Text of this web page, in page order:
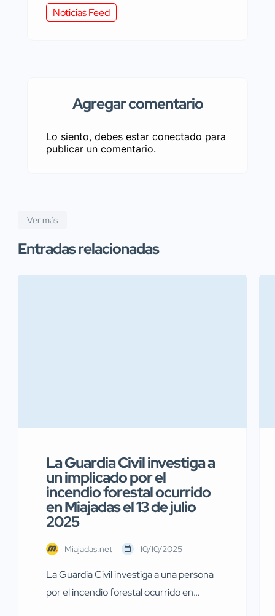
Noticias Feed
Agregar comentario
Lo siento, debes estar conectado para
publicar un comentario.
Ver más
Entradas relacionadas
La Guardia Civil investiga a
un implicado por el
incendio forestal ocurrido
en Miajadas el 13 de julio
2025
Miajadas.net 10/10/2025
La Guardia Civil investiga a una persona
por el incendio forestal ocurrido en